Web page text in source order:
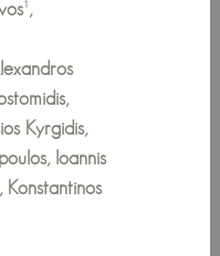
1 ,
Kyrgidis,
Ioannis